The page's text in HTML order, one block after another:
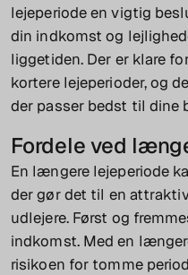
lejeperiode en vigtig
din indkomst og
liggetiden. Der er klare
kortere lejeperioder, og
der passer bedst til dine
Fordele ved
En længere lejeperiode
der gør det til en
udlejere. Først og
indkomst. Med en
risikoen for tomme